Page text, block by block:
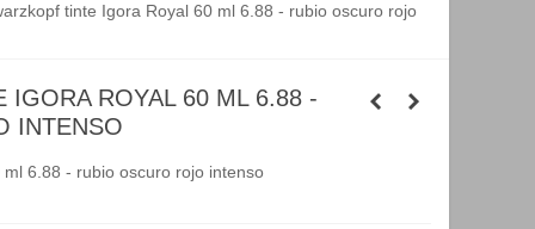
tinte Igora Royal 60 ml 6.88 - rubio oscuro rojo
IGORA ROYAL 60 ML 6.88 -
INTENSO
6.88 - rubio oscuro rojo intenso